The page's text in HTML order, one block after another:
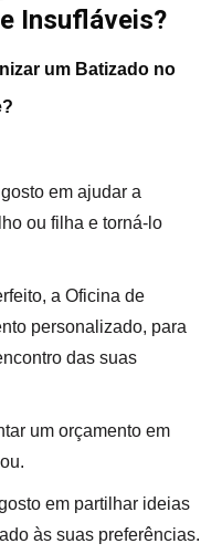
Insufláveis?
um Batizado no
em ajudar a
ou filha e torná-lo
a Oficina de
personalizado, para
das suas
um orçamento em
em partilhar ideias
às suas preferências.